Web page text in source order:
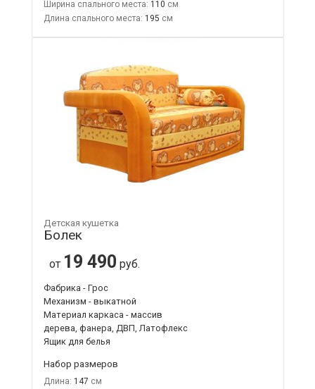
Ширина спального места: 110
Длина спального места: 195
Детская кушетка
Болек
от 19 490 руб.
Фабрика - Грос
Механизм - выкатной
Материал каркаса - массив
дерева, фанера, ДВП, Латофлекс
Ящик для белья
Набор размеров
Длина: 147